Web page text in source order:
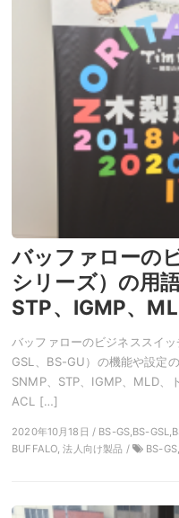
バッファローの
シリーズ）の用
STP、IGMP、
バッファローのビジネススイ
GSL、BS-GU）の機能や設定
SNMP、STP、IGMP、MLD、
ACL […]
2020年10月18日 / BS-GS,BS-
BUFFALO, 法人向け製品 /
BS-